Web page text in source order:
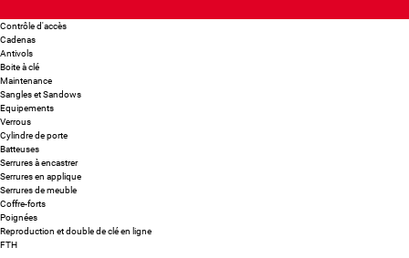
Contrôle d'accès
Cadenas
Antivols
Boite à clé
Maintenance
Sangles et Sandows
Equipements
Verrous
Cylindre de porte
Batteuses
Serrures à encastrer
Serrures en applique
Serrures de meuble
Coffre-forts
Poignées
Reproduction et double de clé en ligne
FTH